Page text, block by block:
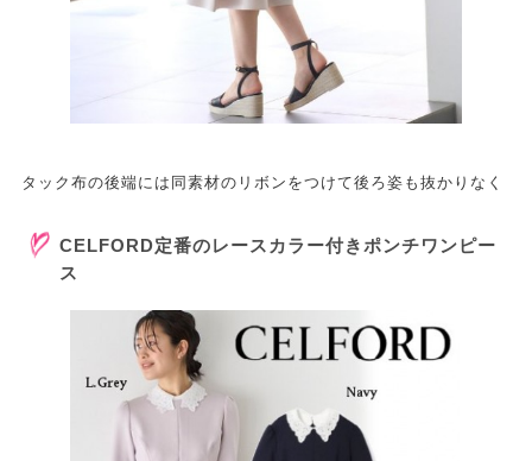
タック布の後端には同素材のリボンをつけて後ろ姿も抜かりなく
CELFORD定番のレースカラー付きポンチワンピー
ス